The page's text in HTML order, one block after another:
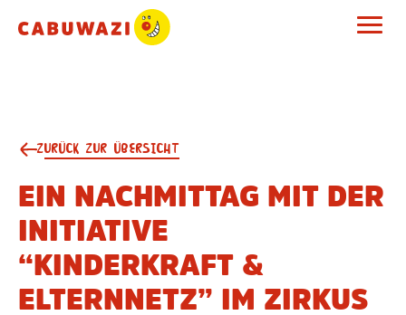
ZURÜCK ZUR ÜBERSICHT
EIN NACHMITTAG MIT DER
INITIATIVE
“KINDERKRAFT &
ELTERNNETZ” IM ZIRKUS